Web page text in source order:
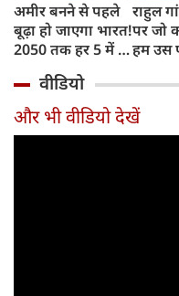
अमीर बनने से पहले
बूढ़ा हो जाएगा भारत!
2050 तक हर 5 में 1
साल से ज्यादा उम्र का
राहुल
पर जो
हम उस
वीडियो
और भी वीडियो देखें